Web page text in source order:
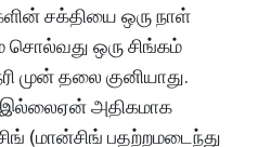
சக்தியை ஒரு நாள்
சொல்வது ஒரு சிங்கம்
முன் தலை குனியாது.
அதிகமாக
(மான்சிங் பதற்றமடைந்து